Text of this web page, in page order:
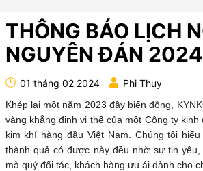
THÔNG BÁO LỊCH
NGUYÊN ĐÁN 2024
01 tháng 02 2024 Phi Thuy
Khép lại một năm 2023 đầy biến động,
vàng khẳng định vị thế của một Công ty kinh
kim khí hàng đầu Việt Nam. Chúng tôi
thành quả có được này đều nhờ sự tin
mà quý đối tác, khách hàng ưu ái dành cho